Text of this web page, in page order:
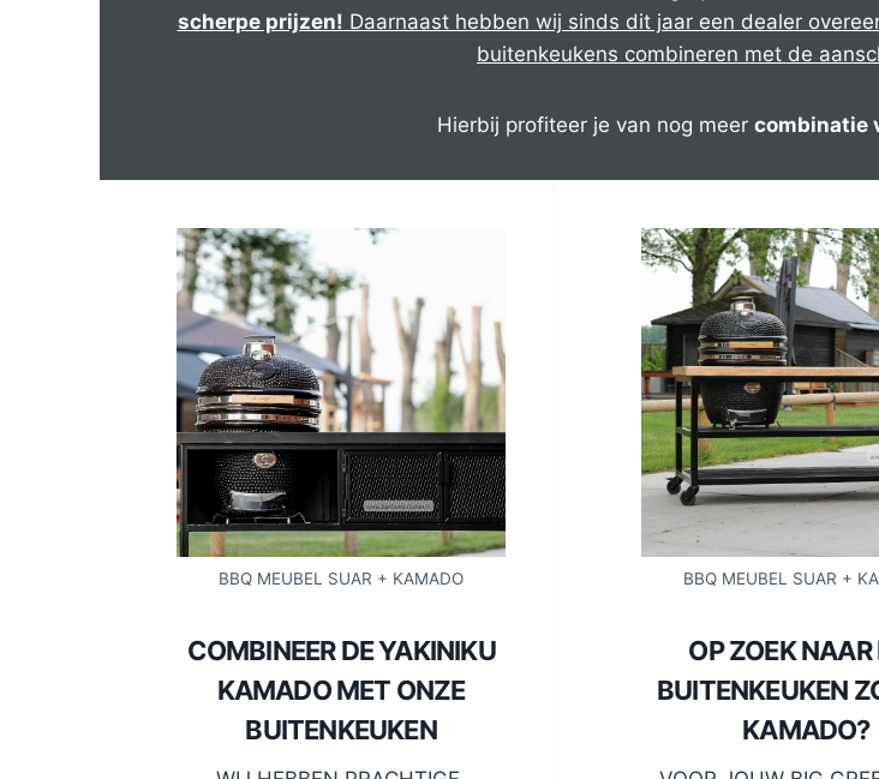
scherpe prijzen! Daarnaast hebben wij sinds dit jaar een dealer
buitenkeukens combineren met de
Hierbij profiteer je van nog meer combinatie
BBQ MEUBEL SUAR + KAMADO
COMBINEER DE YAKINIKU
KAMADO MET ONZE
BUITENKEUKEN
BBQ MEUBEL SUAR +
OP ZOEK NAAR
BUITENKEUKEN
KAMADO?